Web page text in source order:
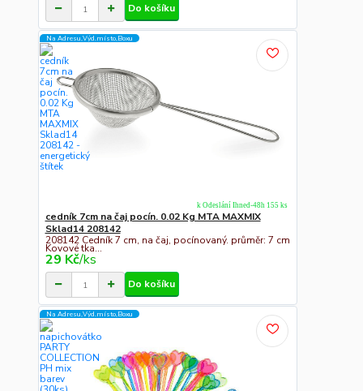
Do košíku
Na Adresu,Výd.místo,Boxu
cedník 7cm na čaj pocín. 0.02 Kg MTA MAXMIX
Sklad14 208142
208142 Cedník 7 cm, na čaj, pocínovaný. průměr: 7 cm
Kovové tka...
29 Kč/ks
k Odeslání Ihned-48h 155 ks
Do košíku
Na Adresu,Výd.místo,Boxu